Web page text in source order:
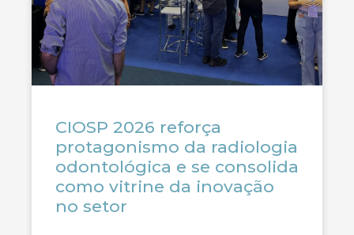
CIOSP 2026 reforça
protagonismo da radiologia
odontológica e se consolida
como vitrine da inovação
no setor